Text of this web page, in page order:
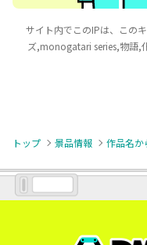
サイト内でこのIPは、この
ズ,monogatari series,物語,
トップ 景品情報 作品名か